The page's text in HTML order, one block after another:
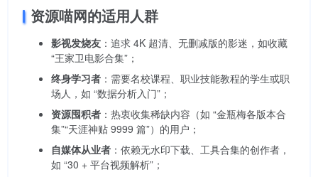
资源喵网的适用人群
影视发烧友 ：追求 4K 超清、无删减版的影迷，如收藏
“王家卫电影合集”；
终身学习者 ：需要名校课程、职业技能教程的学生或职
场人，如 “数据分析入门”；
资源囤积者 ：热衷收集稀缺内容（如 “金瓶梅各版本合
集”“天涯神贴 9999 篇”）的用户；
自媒体从业者 ：依赖无水印下载、工具合集的创作者，
如 “30 + 平台视频解析”；